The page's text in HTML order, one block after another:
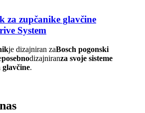
za zupčanike glavčine
System
je dizajniran zaBosch pogonski
posebnodizajniranza svoje sisteme
glavčine.